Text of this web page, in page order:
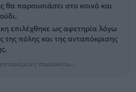
θα παρουσιάσει στο κοινό και
επιλέχθηκε ως αφετηρία λόγω
της πόλης και της ανταπόκρισης
παρακάτω...